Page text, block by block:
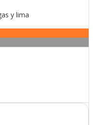
y lima